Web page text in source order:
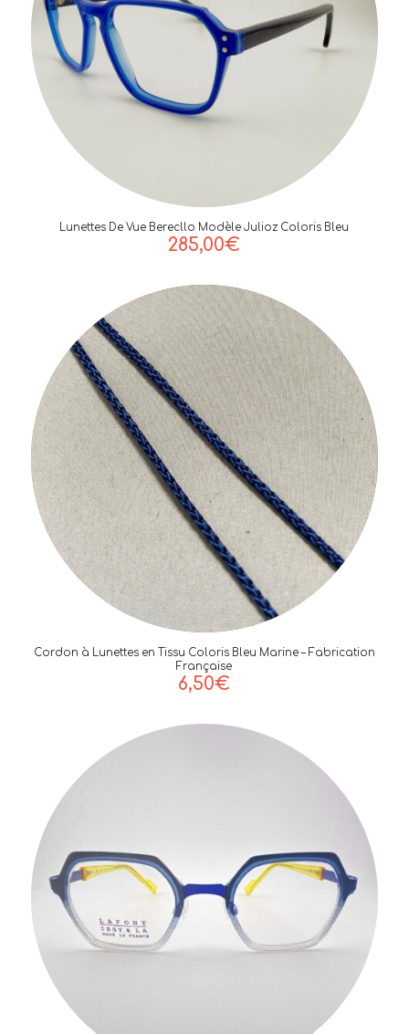
Lunettes De Vue Berecllo Modèle Julioz Coloris Bleu
285,00€
Cordon à Lunettes en Tissu Coloris Bleu Marine – Fabrication
Française
6,50€